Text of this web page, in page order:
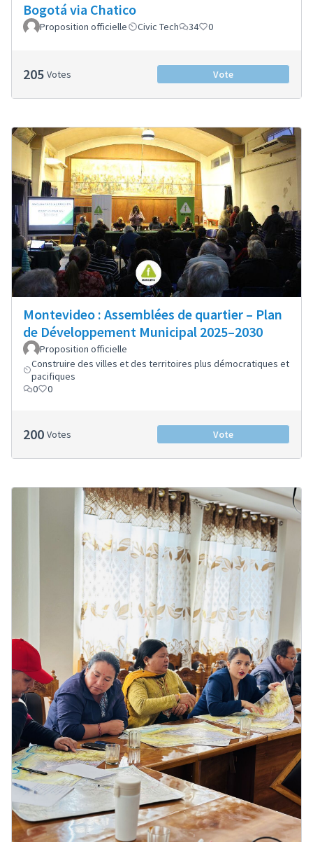
Bogotá via Chatico
Proposition officielle Civic Tech 34 0
205 Votes Vote
Montevideo : Assemblées de quartier – Plan
de Développement Municipal 2025–2030
Proposition officielle
Construire des villes et des territoires plus démocratiques et
pacifiques
0
0
200 Votes Vote